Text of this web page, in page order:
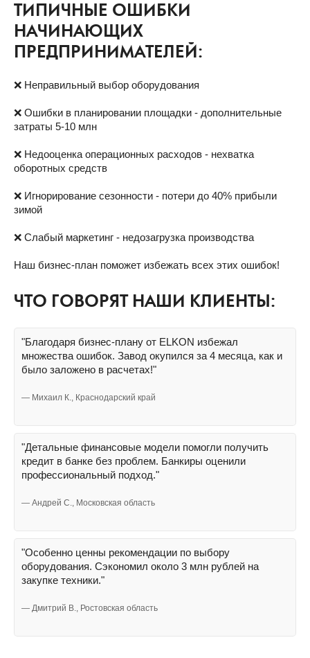
ТИПИЧНЫЕ ОШИБКИ
НАЧИНАЮЩИХ
ПРЕДПРИНИМАТЕЛЕЙ:
❌ Неправильный выбор оборудования
❌ Ошибки в планировании площадки - дополнительные
затраты 5-10 млн
❌ Недооценка операционных расходов - нехватка
оборотных средств
❌ Игнорирование сезонности - потери до 40% прибыли
зимой
❌ Слабый маркетинг - недозагрузка производства
Наш бизнес-план поможет избежать всех этих ошибок!
ЧТО ГОВОРЯТ НАШИ КЛИЕНТЫ:
"Благодаря бизнес-плану от ELKON избежал
множества ошибок. Завод окупился за 4 месяца, как и
было заложено в расчетах!"
— Михаил К., Краснодарский край
"Детальные финансовые модели помогли получить
кредит в банке без проблем. Банкиры оценили
профессиональный подход."
— Андрей С., Московская область
"Особенно ценны рекомендации по выбору
оборудования. Сэкономил около 3 млн рублей на
закупке техники."
— Дмитрий В., Ростовская область